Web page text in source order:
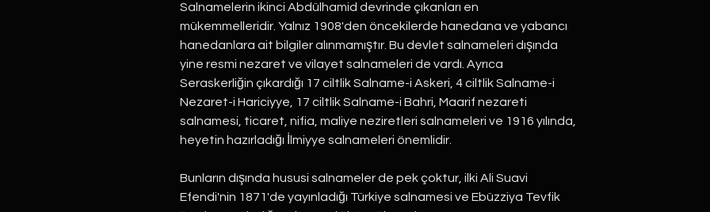
Salnamelerin ikinci Abdülhamid devrinde çıkanları en
mükemmelleridir. Yalnız 1908'den öncekilerde hanedana ve yabancı
hanedanlara ait bilgiler alınmamıştır. Bu devlet salnameleri dışında
yine resmi nezaret ve vilayet salnameleri de vardı. Ayrıca
Seraskerliğin çıkardığı 17 ciltlik Salname-i Askeri, 4 ciltlik Salname-i
Nezaret-i Hariciyye, 17 ciltlik Salname-i Bahri, Maarif nezareti
salnamesi, ticaret, nifia, maliye neziretleri salnameleri ve 1916 yılında,
heyetin hazırladığı İlmiyye salnameleri önemlidir.
Bunların dışında hususi salnameler de pek çoktur, ilki Ali Suavi
Efendi'nin 1871'de yayınladığı Türkiye salnamesi ve Ebüzziya Tevfik